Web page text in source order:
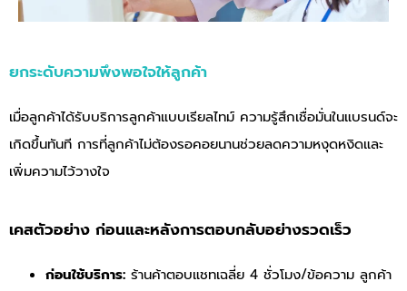
ยกระดับความพึงพอใจให้ลูกค้า
เมื่อลูกค้าได้รับบริการลูกค้าแบบเรียลไทม์ ความรู้สึกเชื่อมั่นในแบรนด์จะ
เกิดขึ้นทันที การที่ลูกค้าไม่ต้องรอคอยนานช่วยลดความหงุดหงิดและ
เพิ่มความไว้วางใจ
เคสตัวอย่าง ก่อนและหลังการตอบกลับอย่างรวดเร็ว
ก่อนใช้บริการ: ร้านค้าตอบแชทเฉลี่ย 4 ชั่วโมง/ข้อความ ลูกค้า